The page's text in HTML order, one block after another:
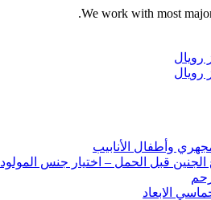
We work with most
وأطفال الأنابيب
الجنين قبل الحمل – اختيار جنس المولود
الابعاد